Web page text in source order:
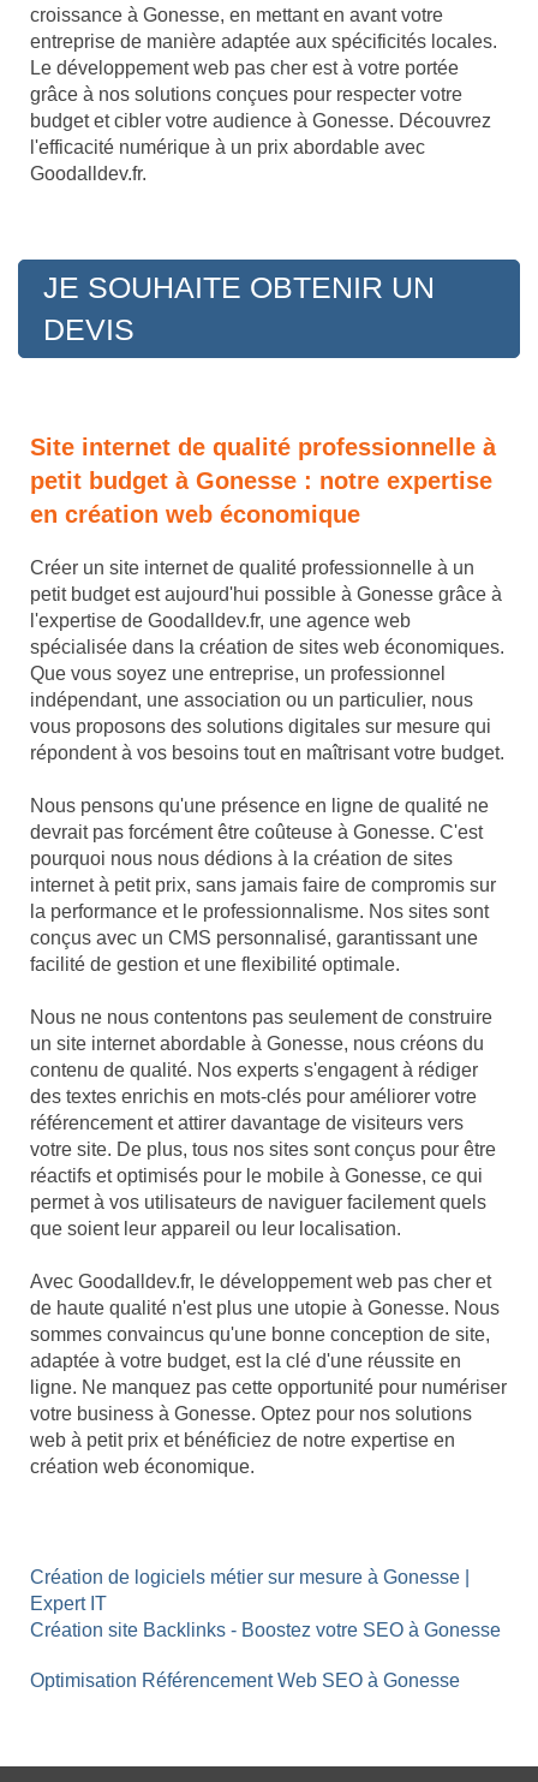
croissance à Gonesse, en mettant en avant votre
entreprise de manière adaptée aux spécificités locales.
Le développement web pas cher est à votre portée
grâce à nos solutions conçues pour respecter votre
budget et cibler votre audience à Gonesse. Découvrez
l'efficacité numérique à un prix abordable avec
Goodalldev.fr.
JE SOUHAITE OBTENIR UN
DEVIS
Site internet de qualité professionnelle à
petit budget à Gonesse : notre expertise
en création web économique
Créer un site internet de qualité professionnelle à un
petit budget est aujourd'hui possible à Gonesse grâce à
l'expertise de Goodalldev.fr, une agence web
spécialisée dans la création de sites web économiques.
Que vous soyez une entreprise, un professionnel
indépendant, une association ou un particulier, nous
vous proposons des solutions digitales sur mesure qui
répondent à vos besoins tout en maîtrisant votre budget.
Nous pensons qu'une présence en ligne de qualité ne
devrait pas forcément être coûteuse à Gonesse. C'est
pourquoi nous nous dédions à la création de sites
internet à petit prix, sans jamais faire de compromis sur
la performance et le professionnalisme. Nos sites sont
conçus avec un CMS personnalisé, garantissant une
facilité de gestion et une flexibilité optimale.
Nous ne nous contentons pas seulement de construire
un site internet abordable à Gonesse, nous créons du
contenu de qualité. Nos experts s'engagent à rédiger
des textes enrichis en mots-clés pour améliorer votre
référencement et attirer davantage de visiteurs vers
votre site. De plus, tous nos sites sont conçus pour être
réactifs et optimisés pour le mobile à Gonesse, ce qui
permet à vos utilisateurs de naviguer facilement quels
que soient leur appareil ou leur localisation.
Avec Goodalldev.fr, le développement web pas cher et
de haute qualité n'est plus une utopie à Gonesse. Nous
sommes convaincus qu'une bonne conception de site,
adaptée à votre budget, est la clé d'une réussite en
ligne. Ne manquez pas cette opportunité pour numériser
votre business à Gonesse. Optez pour nos solutions
web à petit prix et bénéficiez de notre expertise en
création web économique.
Création de logiciels métier sur mesure à Gonesse |
Expert IT
Création site Backlinks - Boostez votre SEO à Gonesse
Optimisation Référencement Web SEO à Gonesse